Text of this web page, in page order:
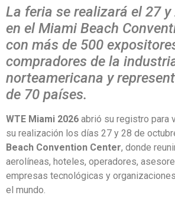
La feria se realizará el 27
en el Miami Beach
con más de 500
compradores de la
norteamericana y
de 70 países.
WTE Miami 2026 abrió su registro para
su realización los días 27 y 28 de
Beach Convention Center, donde
aerolíneas, hoteles, operadores,
empresas tecnológicas y
el mundo.